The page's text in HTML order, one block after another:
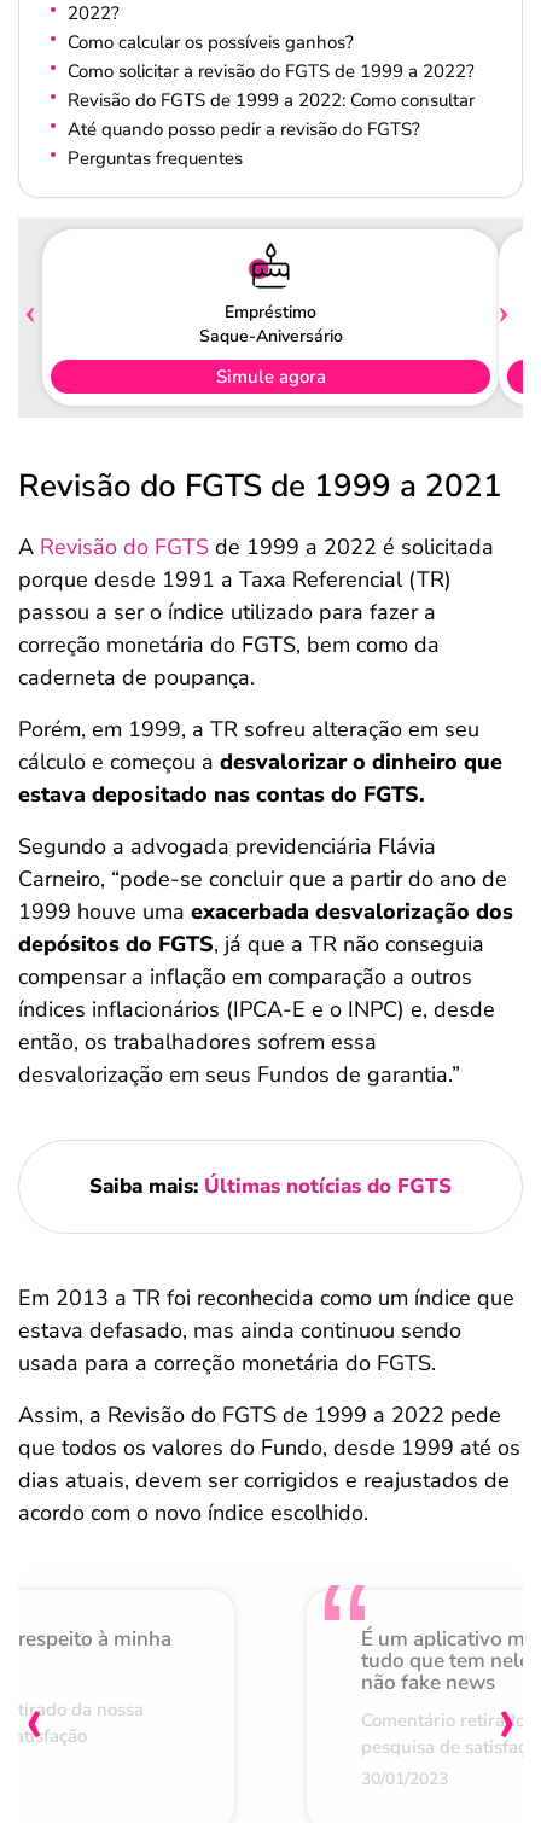
2022?
Como calcular os possíveis ganhos?
Como solicitar a revisão do FGTS de 1999 a 2022?
Revisão do FGTS de 1999 a 2022: Como consultar
Até quando posso pedir a revisão do FGTS?
Perguntas frequentes
Empréstimo
Saque-Aniversário
Simule agora
Revisão do FGTS de 1999 a 2021
A Revisão do FGTS de 1999 a 2022 é solicitada
porque desde 1991 a Taxa Referencial (TR)
passou a ser o índice utilizado para fazer a
correção monetária do FGTS, bem como da
caderneta de poupança.
Porém, em 1999, a TR sofreu alteração em seu
cálculo e começou a desvalorizar o dinheiro que
estava depositado nas contas do FGTS.
Segundo a advogada previdenciária Flávia
Carneiro, “pode-se concluir que a partir do ano de
1999 houve uma exacerbada desvalorização dos
depósitos do FGTS, já que a TR não conseguia
compensar a inflação em comparação a outros
índices inflacionários (IPCA-E e o INPC) e, desde
então, os trabalhadores sofrem essa
desvalorização em seus Fundos de garantia.”
Saiba mais: Últimas notícias do FGTS
Em 2013 a TR foi reconhecida como um índice que
estava defasado, mas ainda continuou sendo
usada para a correção monetária do FGTS.
Assim, a Revisão do FGTS de 1999 a 2022 pede
que todos os valores do Fundo, desde 1999 até os
dias atuais, devem ser corrigidos e reajustados de
acordo com o novo índice escolhido.
respeito à minha
da nossa
É um aplicativo
tudo que tem nele
não fake news
Comentário retirado
pesquisa de
30/01/2023
‹ ›